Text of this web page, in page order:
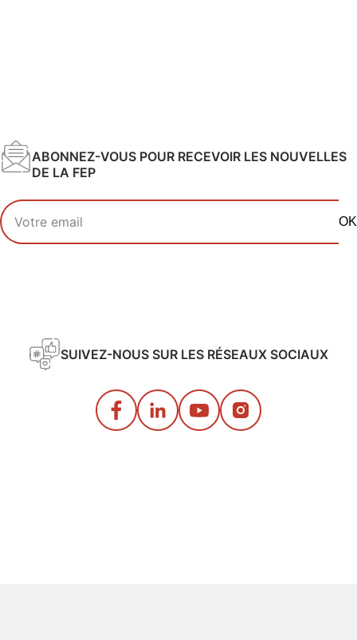
ABONNEZ-VOUS POUR RECEVOIR LES NOUVELLES
DE LA FEP
Votre adresse email
OK
SUIVEZ-NOUS SUR LES RÉSEAUX SOCIAUX